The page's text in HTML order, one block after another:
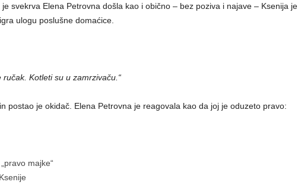
svekrva Elena Petrovna došla kao i obično – bez poziva i najave – Ksenija je
ulogu poslušne domaćice.
ručak. Kotleti su u zamrzivaču.“
postao je okidač. Elena Petrovna je reagovala kao da joj je oduzeto pravo:
majke“